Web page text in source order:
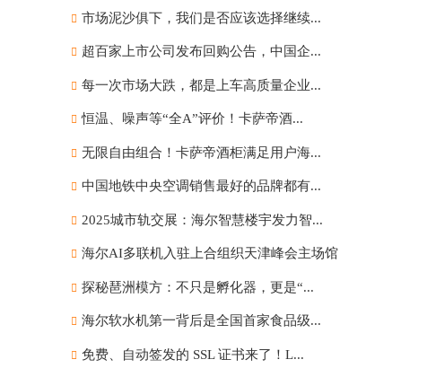
市场泥沙俱下，我们是否应该选择继续...
超百家上市公司发布回购公告，中国企...
每一次市场大跌，都是上车高质量企业...
恒温、噪声等“全A”评价！卡萨帝酒...
无限自由组合！卡萨帝酒柜满足用户海...
中国地铁中央空调销售最好的品牌都有...
2025城市轨交展：海尔智慧楼宇发力智...
海尔AI多联机入驻上合组织天津峰会主场馆
探秘琶洲模方：不只是孵化器，更是“...
海尔软水机第一背后是全国首家食品级...
免费、自动签发的 SSL 证书来了！L...